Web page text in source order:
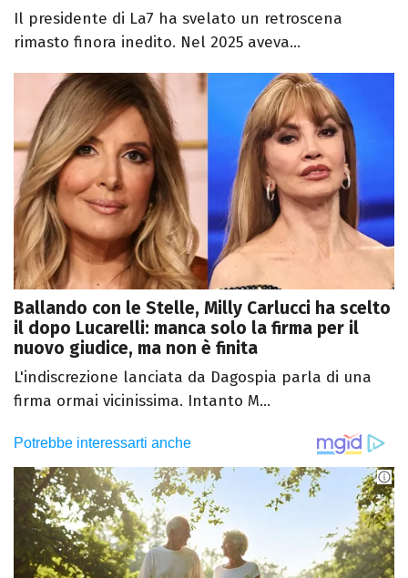
Il presidente di La7 ha svelato un retroscena
rimasto finora inedito. Nel 2025 aveva...
Ballando con le Stelle, Milly Carlucci ha scelto
il dopo Lucarelli: manca solo la firma per il
nuovo giudice, ma non è finita
L'indiscrezione lanciata da Dagospia parla di una
firma ormai vicinissima. Intanto M...